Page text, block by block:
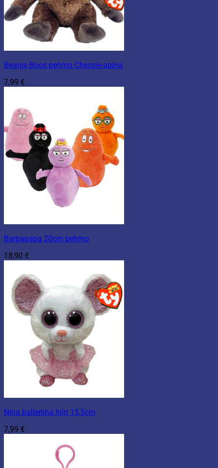
Beanie Boos pehmo Chessie-apina
7,99 €
Barpapapa 20cm pehmo
18,90 €
Nina balleriina hiiri 15,5cm
7,99 €